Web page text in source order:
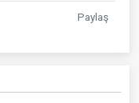
Paylaş